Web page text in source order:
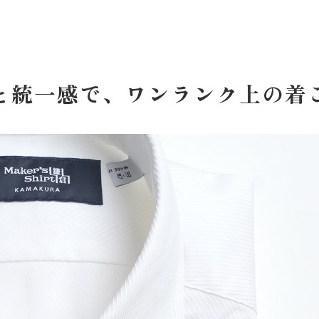
一感で、 ワンランク上の着